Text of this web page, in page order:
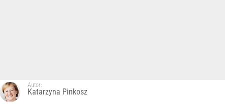
Autor:
Katarzyna Pinkosz